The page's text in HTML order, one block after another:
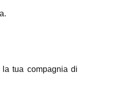
tua compagnia di